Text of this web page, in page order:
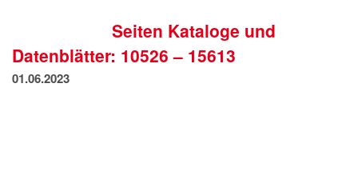
DATENSCHUTZSeiten Kataloge und
Datenblätter: 10526 – 15613
01.06.2023